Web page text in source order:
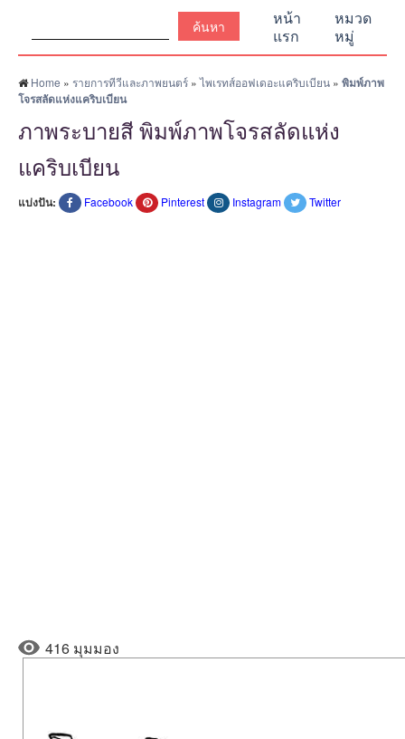
หน้า
แรก
หมวด
หมู่
Home » รายการทีวีและภาพยนตร์ »ไพเรทส์ออฟเดอะแคริบเบียน » พิมพ์ภาพ
โจรสลัดแห่งแคริบเบียน
ภาพระบายสี พิมพ์ภาพโจรสลัดแห่ง
แคริบเบียน
แบ่งปัน: Facebook Pinterest Instagram Twitter
416 มุมมอง